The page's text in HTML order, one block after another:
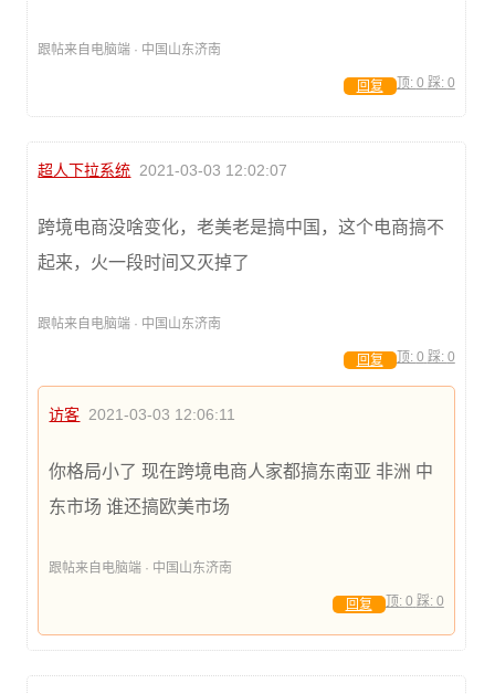
跟帖来自电脑端 · 中国山东济南
顶: 0 踩: 0
回复
超人下拉系统 2021-03-03 12:02:07
跨境电商没啥变化，老美老是搞中国，这个电商搞不
起来，火一段时间又灭掉了
跟帖来自电脑端 · 中国山东济南
顶: 0 踩: 0
回复
访客 2021-03-03 12:06:11
你格局小了 现在跨境电商人家都搞东南亚 非洲 中
东市场 谁还搞欧美市场
跟帖来自电脑端 · 中国山东济南
顶: 0 踩: 0
回复